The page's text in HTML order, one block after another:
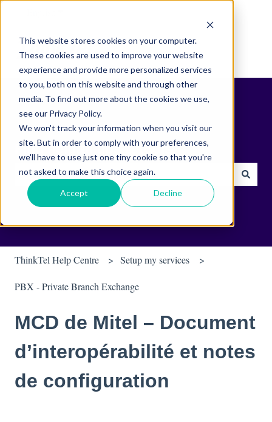
This website stores cookies on your computer.
These cookies are used to improve your website
experience and provide more personalized services
to you, both on this website and through other
media. To find out more about the cookies we use,
see our Privacy Policy.
We won't track your information when you visit our
site. But in order to comply with your preferences,
we'll have to use just one tiny cookie so that you're
not asked to make this choice again.
Accept Decline
Find helpful tips & tools.
There are no suggestions because the search field is empty.
ThinkTel Help Centre Setup my services
PBX - Private Branch Exchange
MCD de Mitel – Document
d’interopérabilité et notes
de configuration